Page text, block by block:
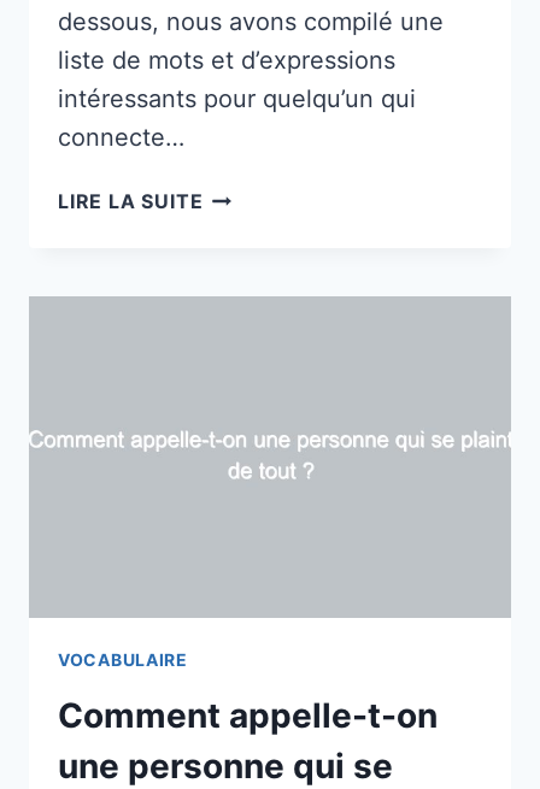
dessous, nous avons compilé une
liste de mots et d’expressions
intéressants pour quelqu’un qui
connecte…
LIRE LA SUITE COMMENT
LES
AUTRES
VOCABULAIRE
Comment appelle-t-on
une personne qui se